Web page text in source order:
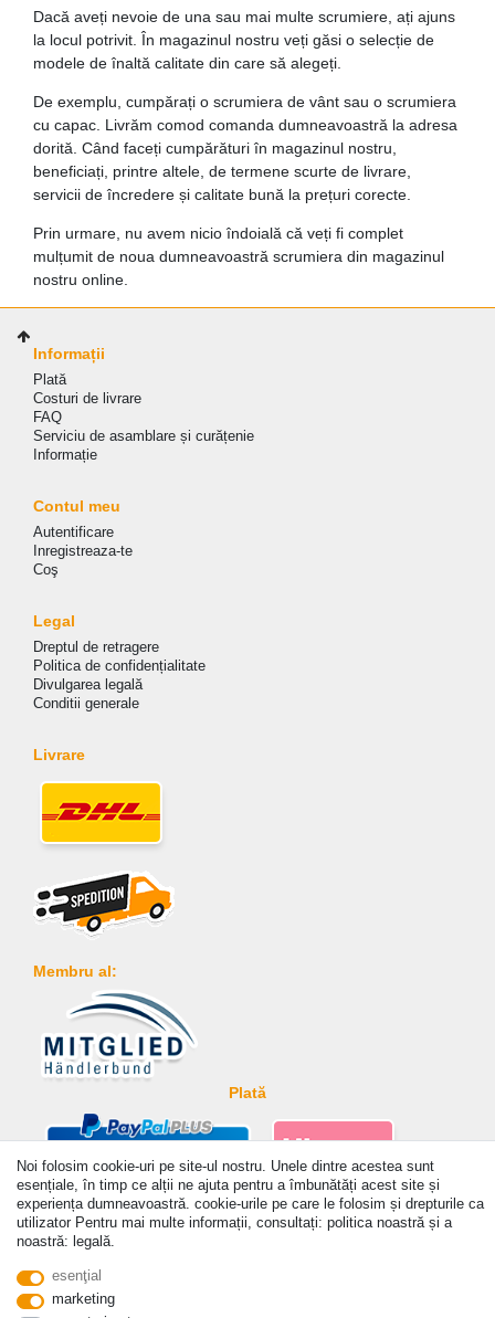
Dacă aveți nevoie de una sau mai multe scrumiere, ați ajuns
la locul potrivit. În magazinul nostru veți găsi o selecție de
modele de înaltă calitate din care să alegeți.
De exemplu, cumpărați o scrumiera de vânt sau o scrumiera
cu capac. Livrăm comod comanda dumneavoastră la adresa
dorită. Când faceți cumpărături în magazinul nostru,
beneficiați, printre altele, de termene scurte de livrare,
servicii de încredere și calitate bună la prețuri corecte.
Prin urmare, nu avem nicio îndoială că veți fi complet
mulțumit de noua dumneavoastră scrumiera din magazinul
nostru online.
Informații
Plată
Costuri de livrare
FAQ
Serviciu de asamblare și curățenie
Informație
Contul meu
Autentificare
Inregistreaza-te
Coş
Legal
Dreptul de retragere
Politica de сonfidențialitate
Divulgarea legală
Conditii generale
Livrare
Membru al:
Plată
© Copyright 2026 | Toate drepturile rezervate. - Prices incl. VAT. 19% VAT Basic prices see
article detail | * Applies to deliveries to the UK!
Noi folosim cookie-uri pe site-ul nostru. Unele dintre acestea sunt
esențiale, în timp ce alții ne ajuta pentru a îmbunătăți acest site și
experiența dumneavoastră. cookie-urile pe care le folosim și drepturile ca
utilizator Pentru mai multe informații, consultați: politica noastră și a
noastră: legală.
esenţial
marketingWithdraw from contract here